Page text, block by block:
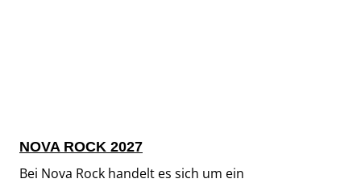
NOVA ROCK 2027
Bei Nova Rock handelt es sich um ein